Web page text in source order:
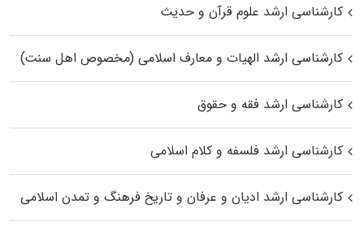
کارشناسی ارشد علوم قرآن و حدیث
کارشناسی ارشد الهیات و معارف اسلامی (مخصوص اهل سنت)
کارشناسی ارشد فقه و حقوق
کارشناسی ارشد فلسفه و کلام اسلامی
کارشناسی ارشد ادیان و عرفان و تاریخ فرهنگ و تمدن اسلامی